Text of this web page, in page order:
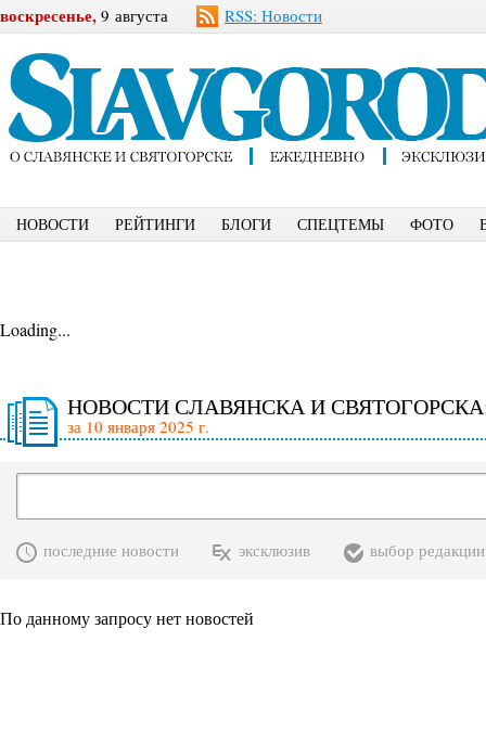
воскресенье, 9 августа RSS: Новости
НОВОСТИ РЕЙТИНГИ БЛОГИ СПЕЦТЕМЫ ФОТО
Loading...
НОВОСТИ СЛАВЯНСКА И
за 10 января 2025 г.
последние новости эксклюзив выбор редакции
По данному запросу нет новостей